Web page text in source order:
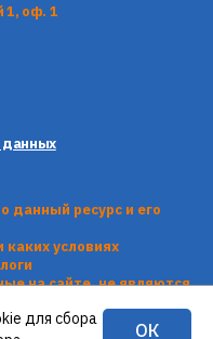
1, оф. 1
данных
данный ресурс и его
условиях
на сайте, не являются
кодекса РФ.
для сбора
ОК